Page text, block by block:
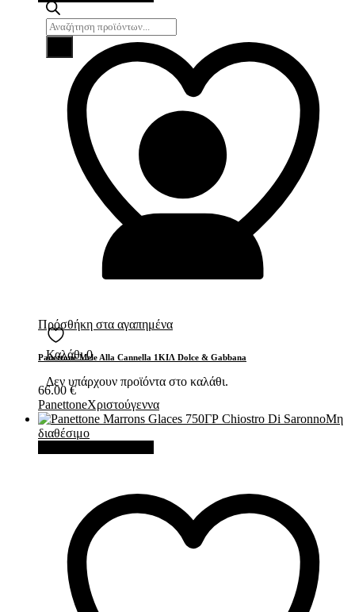
Products
search
Καλάθι 0
Δεν υπάρχουν προϊόντα στο καλάθι.
Πρόσθήκη στα αγαπημένα
Panettone Mele Alla Cannella 1ΚΙΛ Dolce & Gabbana
66.00 €
PanettoneΧριστούγεννα
Μη
διαθέσιμο